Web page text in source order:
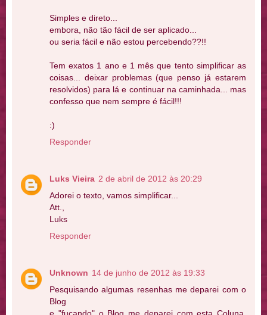
Simples e direto...
embora, não tão fácil de ser aplicado...
ou seria fácil e não estou percebendo??!!
Tem exatos 1 ano e 1 mês que tento simplificar as
coisas... deixar problemas (que penso já estarem
resolvidos) para lá e continuar na caminhada... mas
confesso que nem sempre é fácil!!!
:)
Responder
Luks Vieira 2 de abril de 2012 às 20:29
Adorei o texto, vamos simplificar...
Att.,
Luks
Responder
Unknown 14 de junho de 2012 às 19:33
Pesquisando algumas resenhas me deparei com o
Blog